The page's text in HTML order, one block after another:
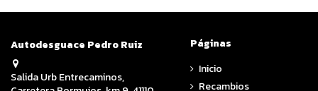
Autodesguace Pedro Ruiz
Salida Urb Entrecaminos,
Páginas
Inicio
Recambios